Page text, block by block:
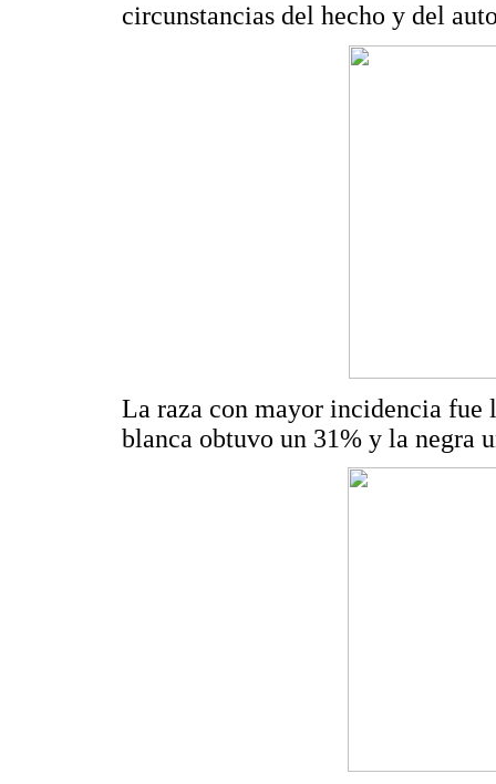
circunstancias del hecho y del
La raza con mayor incidencia
blanca obtuvo un 31% y la negra